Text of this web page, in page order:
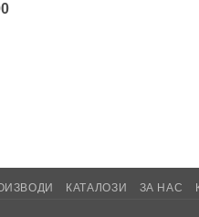
КАТАЛОЗИ ЗА НАС